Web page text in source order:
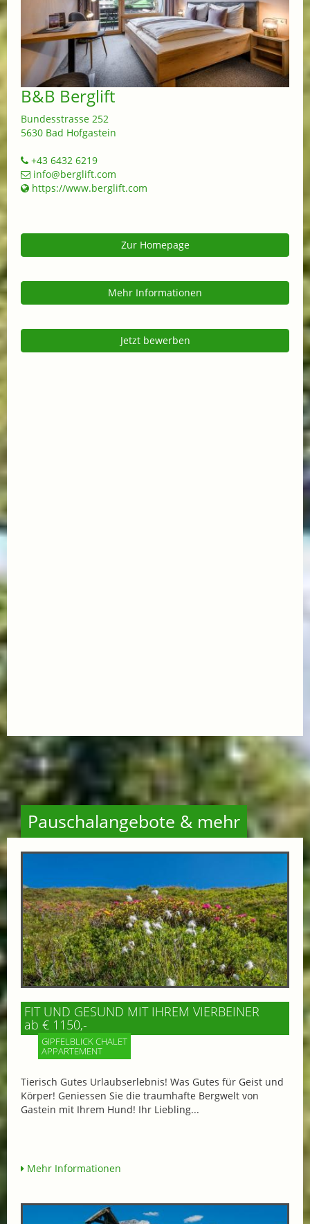
B&B Berglift
Bundesstrasse 252
5630 Bad Hofgastein
+43 6432 6219
info@berglift.com
https://www.berglift.com
Zur Homepage
Mehr Informationen
Jetzt bewerben
Pauschalangebote & mehr
FIT UND GESUND MIT IHREM VIERBEINER
ab € 1150,-
GIPFELBLICK CHALET
APPARTEMENT
Tierisch Gutes Urlaubserlebnis! Was Gutes für Geist und
Körper! Geniessen Sie die traumhafte Bergwelt von
Gastein mit Ihrem Hund! Ihr Liebling...
Mehr Informationen